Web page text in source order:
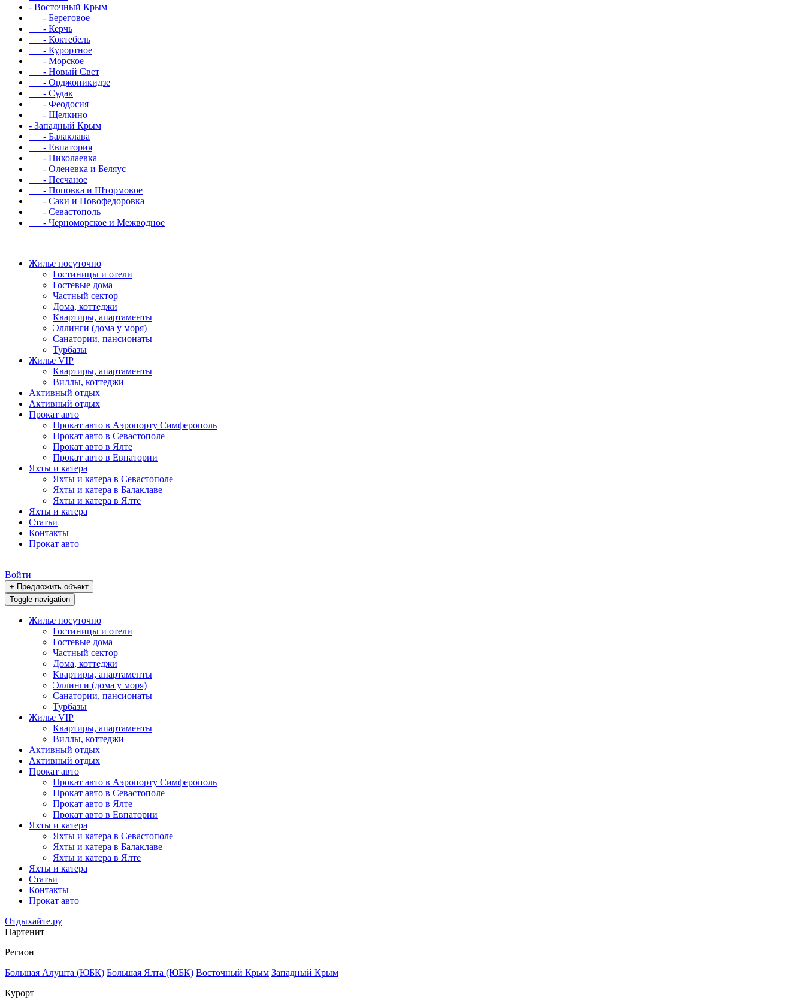
- Восточный Крым
- Береговое
- Керчь
- Коктебель
- Курортное
- Морское
- Новый Свет
- Орджоникидзе
- Судак
- Феодосия
- Щелкино
- Западный Крым
- Балаклава
- Евпатория
- Николаевка
- Оленевка и Беляус
- Песчаное
- Поповка и Штормовое
- Саки и Новофедоровка
- Севастополь
- Черноморское и Межводное
Жилье посуточно
Гостиницы и отели
Гостевые дома
Частный сектор
Дома, коттеджи
Квартиры, апартаменты
Эллинги (дома у моря)
Санатории, пансионаты
Турбазы
Жилье VIP
Квартиры, апартаменты
Виллы, коттеджи
Активный отдых
Активный отдых
Прокат авто
Прокат авто в Аэропорту Симферополь
Прокат авто в Севастополе
Прокат авто в Ялте
Прокат авто в Евпатории
Яхты и катера
Яхты и катера в Севастополе
Яхты и катера в Балаклаве
Яхты и катера в Ялте
Яхты и катера
Статьи
Контакты
Прокат авто
Войти
+ Предложить объект
Toggle navigation
Жилье посуточно
Гостиницы и отели
Гостевые дома
Частный сектор
Дома, коттеджи
Квартиры, апартаменты
Эллинги (дома у моря)
Санатории, пансионаты
Турбазы
Жилье VIP
Квартиры, апартаменты
Виллы, коттеджи
Активный отдых
Активный отдых
Прокат авто
Прокат авто в Аэропорту Симферополь
Прокат авто в Севастополе
Прокат авто в Ялте
Прокат авто в Евпатории
Яхты и катера
Яхты и катера в Севастополе
Яхты и катера в Балаклаве
Яхты и катера в Ялте
Яхты и катера
Статьи
Контакты
Прокат авто
Отдыхайте.ру
Партенит
Регион
Большая Алушта (ЮБК) Большая Ялта (ЮБК) Восточный Крым Западный Крым
Курорт